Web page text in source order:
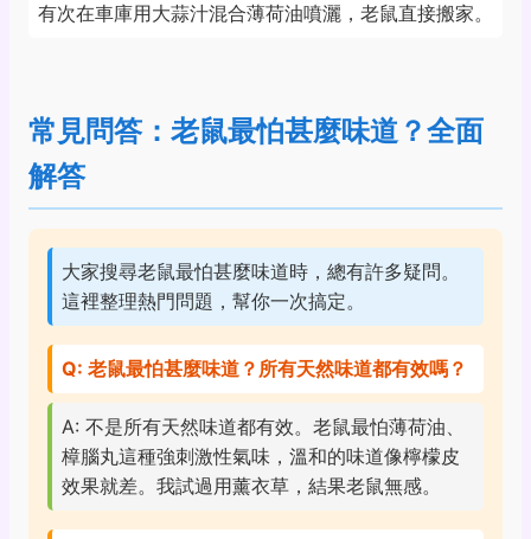
有次在車庫用大蒜汁混合薄荷油噴灑，老鼠直接搬家。
常見問答：老鼠最怕甚麼味道？全面
解答
大家搜尋老鼠最怕甚麼味道時，總有許多疑問。
這裡整理熱門問題，幫你一次搞定。
Q: 老鼠最怕甚麼味道？所有天然味道都有效嗎？
A: 不是所有天然味道都有效。老鼠最怕薄荷油、
樟腦丸這種強刺激性氣味，溫和的味道像檸檬皮
效果就差。我試過用薰衣草，結果老鼠無感。